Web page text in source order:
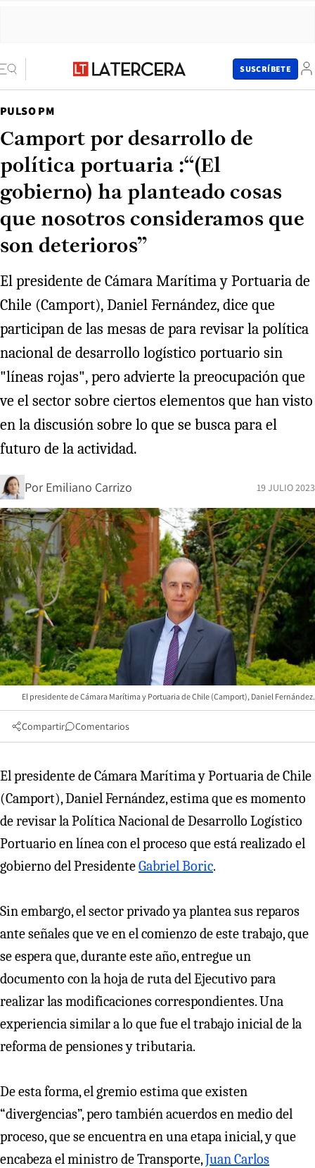
SUSCRÍBETE
PULSO PM
Camport por desarrollo de
política portuaria :“(El
gobierno) ha planteado cosas
que nosotros consideramos que
son deterioros”
El presidente de Cámara Marítima y Portuaria de
Chile (Camport), Daniel Fernández, dice que
participan de las mesas de para revisar la política
nacional de desarrollo logístico portuario sin
"líneas rojas", pero advierte la preocupación que
ve el sector sobre ciertos elementos que han visto
en la discusión sobre lo que se busca para el
futuro de la actividad.
Por Emiliano Carrizo 19 JULIO 2023
El presidente de Cámara Marítima y Portuaria de Chile (Camport), Daniel Fernández.
Compartir Comentarios
El presidente de Cámara Marítima y Portuaria de Chile
(Camport), Daniel Fernández, estima que es momento
de revisar la Política Nacional de Desarrollo Logístico
Portuario en línea con el proceso que está realizado el
gobierno del PresidenteGabriel Boric.
Sin embargo, el sector privado ya plantea sus reparos
ante señales que ve en el comienzo de este trabajo, que
se espera que, durante este año, entregue un
documento con la hoja de ruta del Ejecutivo para
realizar las modificaciones correspondientes. Una
experiencia similar a lo que fue el trabajo inicial de la
reforma de pensiones y tributaria.
De esta forma, el gremio estima que existen
“divergencias”, pero también acuerdos en medio del
proceso, que se encuentra en una etapa inicial, y que
encabeza el ministro de Transporte,Juan Carlos